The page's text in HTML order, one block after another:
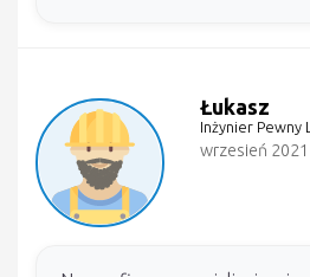
Łukasz
Inżynier Pewny
wrzesień 2021